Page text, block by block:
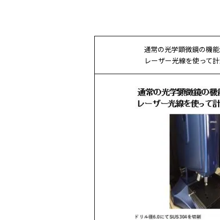
通常の光学顕微鏡の機
レーザー光線を使って